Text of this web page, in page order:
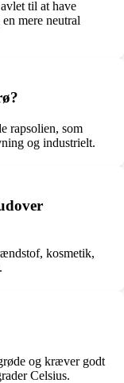
til at have
mere neutral
rapsolien, som
og industrielt.
kosmetik,
og kræver godt
Celsius.